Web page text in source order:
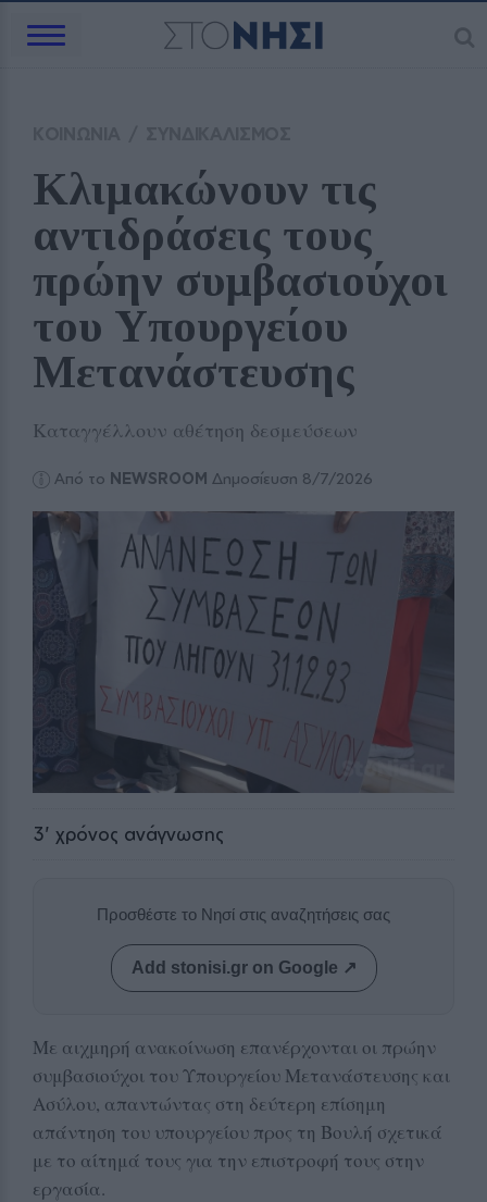
Κλιμακώνουν τις
αντιδράσεις τους
πρώην συμβασιούχοι
του Υπουργείου
Μετανάστευσης
Καταγγέλλουν αθέτηση δεσμεύσεων
Από το NEWSROOM Δημοσίευση 8/7/2026
3' χρόνος ανάγνωσης
Προσθέστε το Νησί στις αναζητήσεις σας
Add stonisi.gr on Google ↗
Με αιχμηρή ανακοίνωση επανέρχονται οι πρώην
συμβασιούχοι του Υπουργείου Μετανάστευσης και
Ασύλου, απαντώντας στη δεύτερη επίσημη
απάντηση του υπουργείου προς τη Βουλή σχετικά
με το αίτημά τους για την επιστροφή τους στην
εργασία.